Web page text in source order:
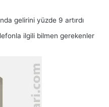
gelirini yüzde 9 artırdı
ilgili bilmen gerekenler